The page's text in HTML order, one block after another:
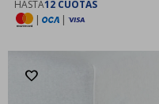
HASTA12 CUOTAS
|
|